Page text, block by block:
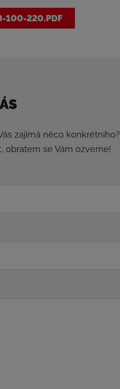
100-220.PDF
zajímá něco konkrétního?
obratem se Vám ozveme!